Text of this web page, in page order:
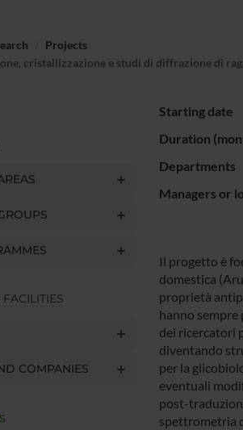
Projects
cristallizzazione e studi di diffrazione di
FACILITIES
COMPANIES
Starting date
Duration
Departments
Managers or
Il progetto è
domestica
proprietà
hanno
dei ricercatori
diventando
per la
eventuali
post-
spettrometria